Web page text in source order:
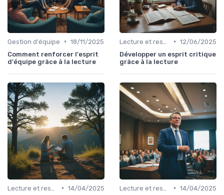
Gestion d'équipe • 18/11/2025
Comment renforcer l'esprit
d'équipe grâce à la lecture
• 12/06/2025
Développer un esprit critique
grâce à la lecture
• 14/04/2025
• 14/04/2025